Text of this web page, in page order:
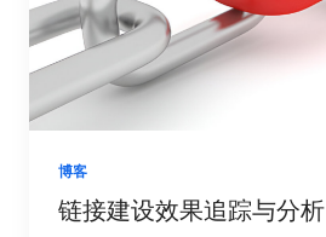
博客
链接建设效果追踪与分析